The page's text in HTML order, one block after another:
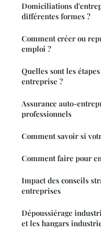
Domiciliations
différentes formes ?
Comment créer ou
emploi ?
Quelles sont les
entreprise ?
Assurance auto-
professionnels
Comment savoir si
Comment faire pour
Impact des conseils
entreprises
Dépoussiérage
et les hangars